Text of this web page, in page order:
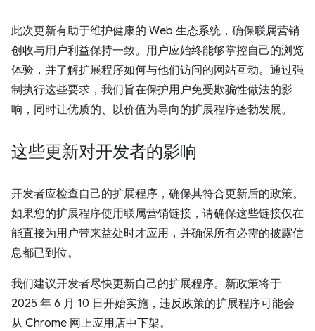
此次更新有助于维护健康的 Web 生态系统，确保联属营销
创收与用户利益保持一致。用户应始终能够掌控自己的浏览
体验，并了解扩展程序如何与他们访问的网站互动。通过强
制执行这些要求，我们旨在保护用户免受欺骗性做法的影
响，同时让优质的、以价值为导向的扩展程序蓬勃发展。
这些更新对开发者的影响
开发者应检查自己的扩展程序，确保其符合更新后的政策。
如果您的扩展程序使用联属营销链接，请确保这些链接仅在
能直接为用户带来益处时才应用，并确保所有必需的披露信
息都已到位。
我们建议开发者尽快更新自己的扩展程序。新政策将于
2025 年 6 月 10 日开始实施，违反政策的扩展程序可能会
从 Chrome 网上应用店中下架。